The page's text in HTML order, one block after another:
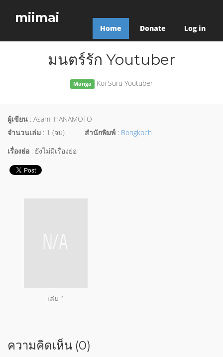
miimai
Home Donate Log in
มนตร์รัก Youtuber
Manga Koi Suru Youtuber
ผู้เขียน : Asami HANAMOTO
จำนวนเล่ม : 1 (จบ) สำนักพิมพ์ : Bongkoch
เรื่องย่อ : ยังไม่มีเรื่องย่อ
เล่ม 1
ความคิดเห็น (0)